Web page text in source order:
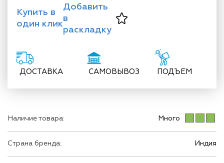
Наличие товара: Много
Страна бренда: Индия
Купить в
один клик
Добавить
в
раскладку
ДОСТАВКА САМОВЫВОЗ ПОДЪЕМ